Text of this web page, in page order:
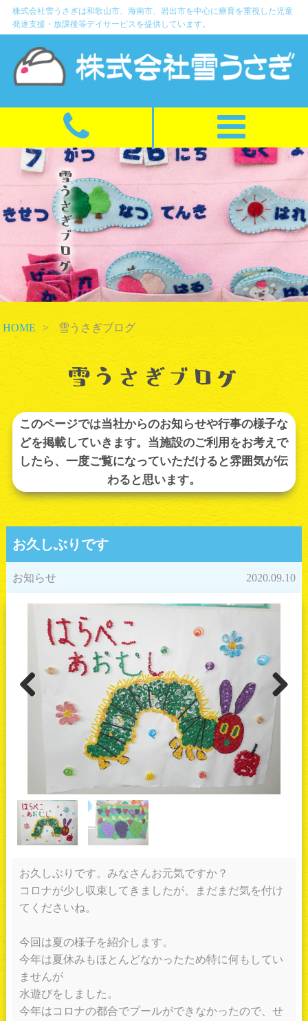
株式会社雪うさぎは和歌山市、海南市、岩出市を中心に療育を重視した児童
発達支援・放課後等デイサービスを提供しています。
HOME > 雪うさぎブログ
このページでは当社からのお知らせや行事の様子な
どを掲載していきます。当施設のご利用をお考えで
したら、一度ご覧になっていただけると雰囲気が伝
わると思います。
お久しぶりです
お知らせ 2020.09.10
Previous
お久しぶりです。みなさんお元気ですか？
コロナが少し収束してきましたが、まだまだ気を付け
てくださいね。
今回は夏の様子を紹介します。
今年は夏休みもほとんどなかったため特に何もしてい
ませんが
水遊びをしました。
今年はコロナの都合でプールができなかったので、せ